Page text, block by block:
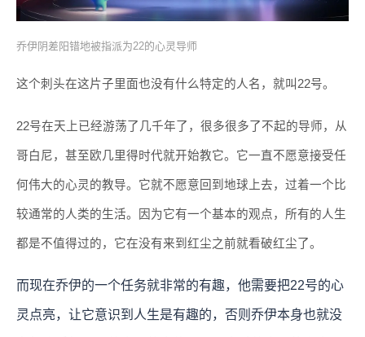
乔伊阴差阳错地被指派为22的心灵导师
这个刺头在这片子里面也没有什么特定的人名，就叫22号。
22号在天上已经游荡了几千年了，很多很多了不起的导师，从
哥白尼，甚至欧几里得时代就开始教它。它一直不愿意接受任
何伟大的心灵的教导。它就不愿意回到地球上去，过着一个比
较通常的人类的生活。因为它有一个基本的观点，所有的人生
都是不值得过的，它在没有来到红尘之前就看破红尘了。
而现在乔伊的一个任务就非常的有趣，他需要把22号的心
灵点亮，让它意识到人生是有趣的，否则乔伊本身也就没